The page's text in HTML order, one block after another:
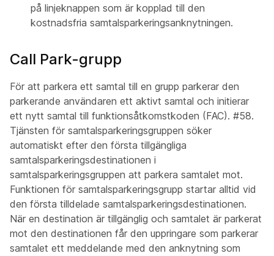
på linjeknappen som är kopplad till den
kostnadsfria samtalsparkeringsanknytningen.
Call Park-grupp
För att parkera ett samtal till en grupp parkerar den
parkerande användaren ett aktivt samtal och initierar
ett nytt samtal till funktionsåtkomstkoden (FAC). #58.
Tjänsten för samtalsparkeringsgruppen söker
automatiskt efter den första tillgängliga
samtalsparkeringsdestinationen i
samtalsparkeringsgruppen att parkera samtalet mot.
Funktionen för samtalsparkeringsgrupp startar alltid vid
den första tilldelade samtalsparkeringsdestinationen.
När en destination är tillgänglig och samtalet är parkerat
mot den destinationen får den uppringare som parkerar
samtalet ett meddelande med den anknytning som